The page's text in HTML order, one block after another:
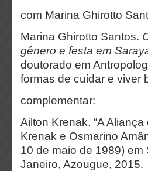
com Marina Ghirotto
Marina Ghirotto Santos.
gênero e festa em
doutorado em
formas de cuidar e viver
complementar:
Ailton Krenak. “A
Krenak e Osmarino
10 de maio de 1989) em
Janeiro, Azougue, 2015.